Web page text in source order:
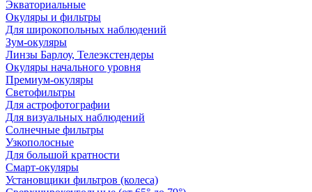
Экваториальные
Окуляры и фильтры
Для широкопольных наблюдений
Зум-окуляры
Линзы Барлоу, Телеэкстендеры
Окуляры начального уровня
Премиум-окуляры
Светофильтры
Для астрофотографии
Для визуальных наблюдений
Солнечные фильтры
Узкополосные
Для большой кратности
Смарт-окуляры
Установщики фильтров (колеса)